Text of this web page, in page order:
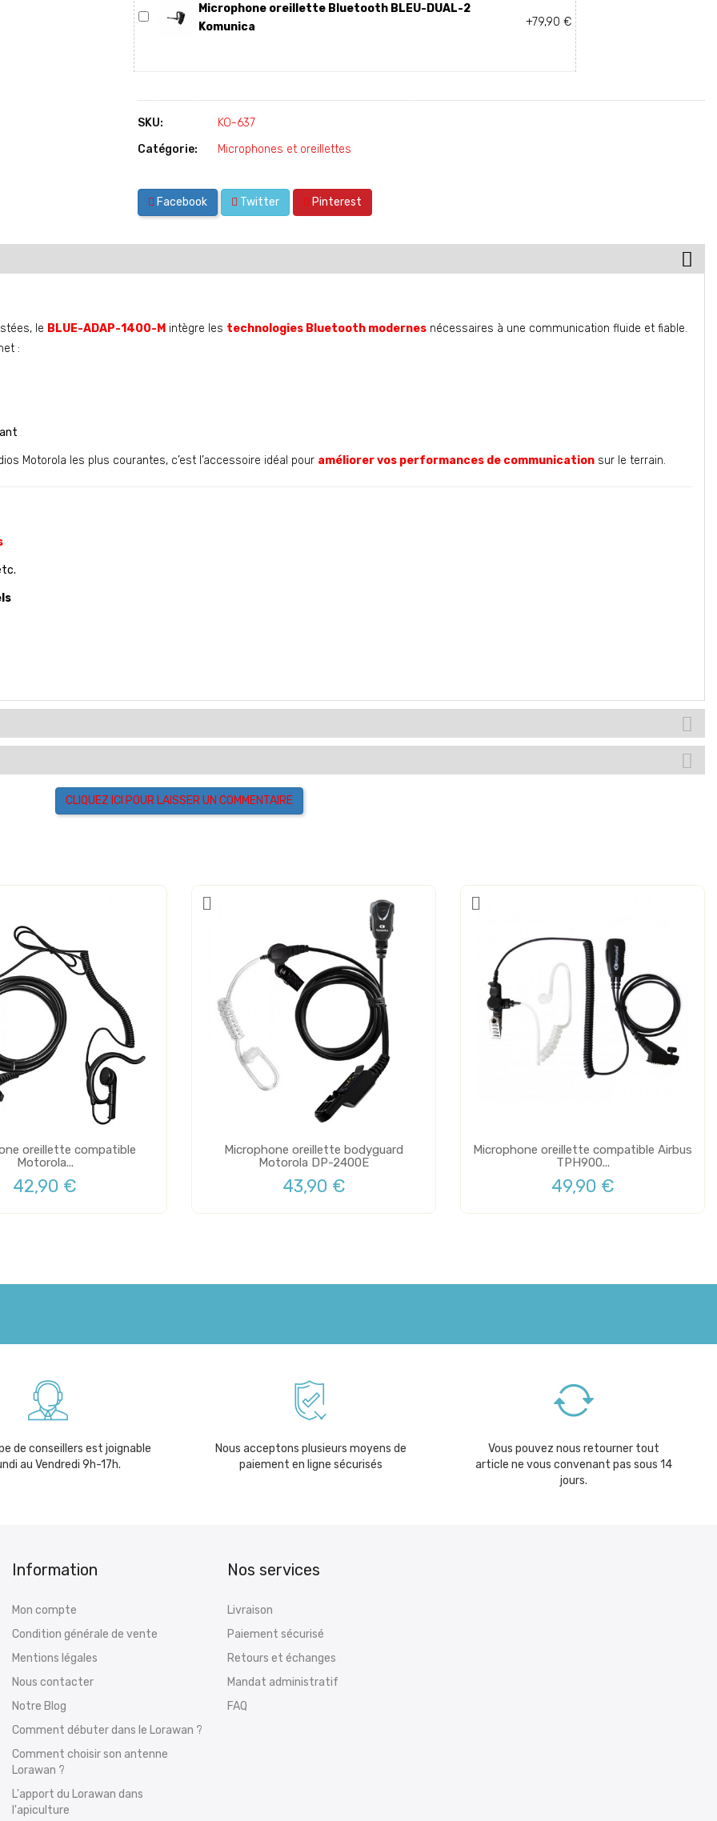
Microphone oreillette Bluetooth BLEU-DUAL-2
Komunica
+79,90 €
SKU:
KO-637
Catégorie:
Microphones et oreillettes
Facebook Twitter Pinterest
le BLUE-ADAP-1400-M intègre les technologies Bluetooth modernes nécessaires à une communication fluide et fiable.
:
Motorola les plus courantes, c’est l’accessoire idéal pour améliorer vos performances de communication sur le terrain.
CLIQUEZ ICI POUR LAISSER UN COMMENTAIRE
oreillette compatible
Motorola...
42,90 €
Microphone oreillette bodyguard
Motorola DP-2400E
43,90 €
Microphone oreillette compatible Airbus
TPH900...
49,90 €
de conseillers est joignable
au Vendredi 9h-17h.
Nous acceptons plusieurs moyens de
paiement en ligne sécurisés
Vous pouvez nous retourner tout
article ne vous convenant pas sous 14
jours.
Information
Mon compte
Condition générale de vente
Mentions légales
Nous contacter
Notre Blog
Comment débuter dans le Lorawan ?
Comment choisir son antenne
Lorawan ?
L'apport du Lorawan dans
l'apiculture
Nos services
Livraison
Paiement sécurisé
Retours et échanges
Mandat administratif
FAQ